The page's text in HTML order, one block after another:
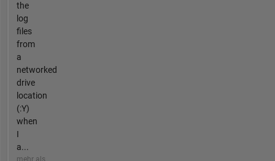
the
log
files
from
a
networked
drive
location
(:Y)
when
I
a...